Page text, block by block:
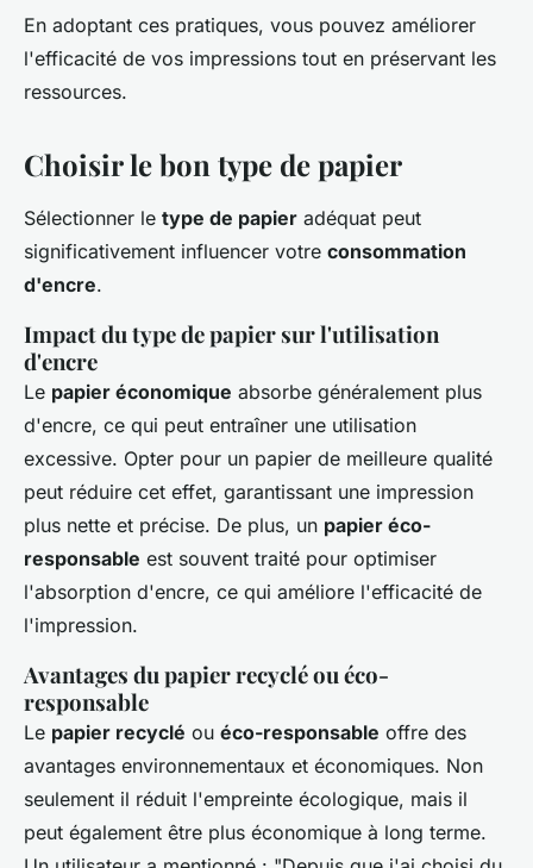
En adoptant ces pratiques, vous pouvez améliorer
l'efficacité de vos impressions tout en préservant les
ressources.
Choisir le bon type de papier
Sélectionner le type de papier adéquat peut
significativement influencer votre consommation
d'encre.
Impact du type de papier sur l'utilisation
d'encre
Le papier économique absorbe généralement plus
d'encre, ce qui peut entraîner une utilisation
excessive. Opter pour un papier de meilleure qualité
peut réduire cet effet, garantissant une impression
plus nette et précise. De plus, un papier éco-
responsable est souvent traité pour optimiser
l'absorption d'encre, ce qui améliore l'efficacité de
l'impression.
Avantages du papier recyclé ou éco-
responsable
Le papier recyclé ou éco-responsable offre des
avantages environnementaux et économiques. Non
seulement il réduit l'empreinte écologique, mais il
peut également être plus économique à long terme.